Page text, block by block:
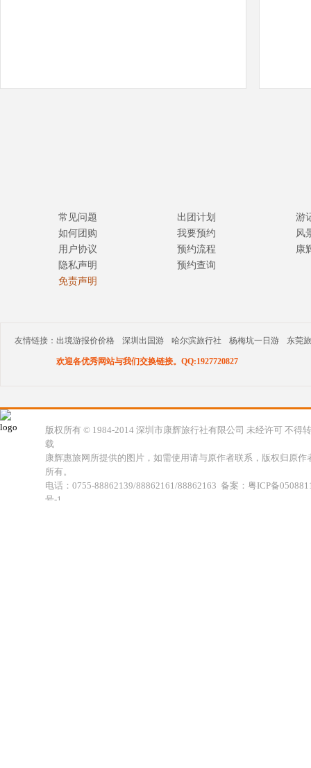
常见问题
如何团购
用户协议
隐私声明
免责声明
出团计划
我要预约
预约流程
预约查询
游
风
康
友情链接： 出境游报价价格 深圳出国游 哈尔滨旅行社 杨梅坑一日游 东莞
欢迎各优秀网站与我们交换链接。QQ:1927720827
版权所有 © 1984-2014 深圳市康辉旅行社有限公司 未经许可 不得转
载
康辉惠旅网所提供的图片，如需使用请与原作者联系，版权归原作
所有。
电话：0755-88862139/88862161/88862163 备案：粤ICP备
号-1